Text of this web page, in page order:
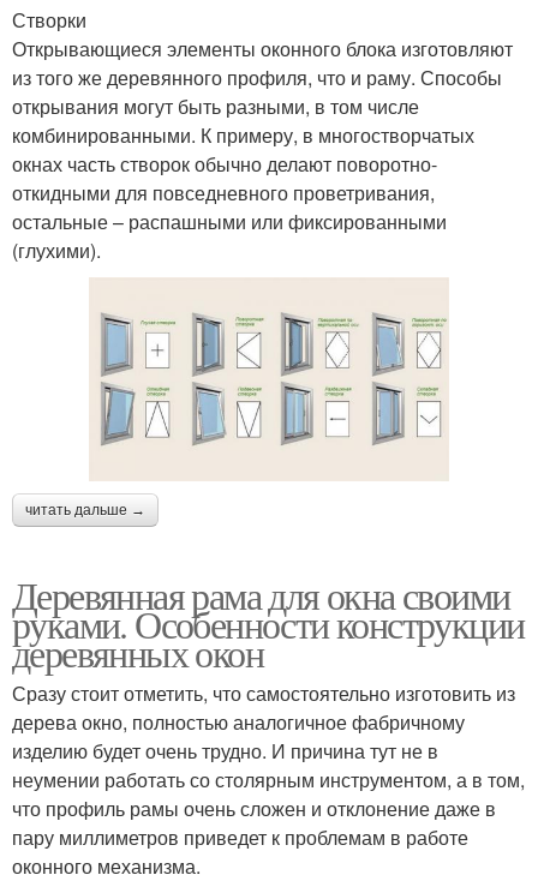
Створки
Открывающиеся элементы оконного блока изготовляют
из того же деревянного профиля, что и раму. Способы
открывания могут быть разными, в том числе
комбинированными. К примеру, в многостворчатых
окнах часть створок обычно делают поворотно-
откидными для повседневного проветривания,
остальные – распашными или фиксированными
(глухими).
читать дальше →
Деревянная рама для окна своими
руками. Особенности конструкции
деревянных окон
Сразу стоит отметить, что самостоятельно изготовить из
дерева окно, полностью аналогичное фабричному
изделию будет очень трудно. И причина тут не в
неумении работать со столярным инструментом, а в том,
что профиль рамы очень сложен и отклонение даже в
пару миллиметров приведет к проблемам в работе
оконного механизма.